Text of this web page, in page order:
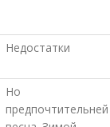
Недостатки
Но
предпочтительней